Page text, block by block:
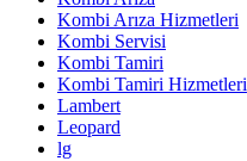
Kombi Arıza Hizmetleri
Kombi Servisi
Kombi Tamiri
Kombi Tamiri Hizmetleri
Lambert
Leopard
lg